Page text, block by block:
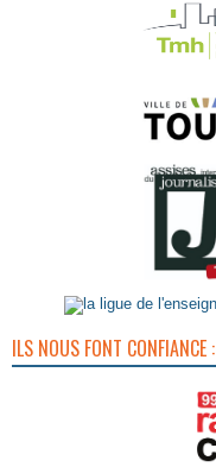
ILS NOUS FONT CONFIANCE :